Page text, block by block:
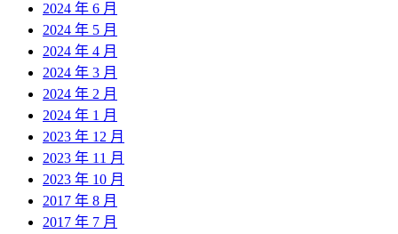
2024 年 6 月
2024 年 5 月
2024 年 4 月
2024 年 3 月
2024 年 2 月
2024 年 1 月
2023 年 12 月
2023 年 11 月
2023 年 10 月
2017 年 8 月
2017 年 7 月